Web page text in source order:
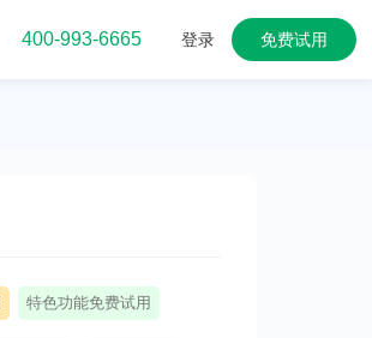
400-993-6665 登录 免费试用
特色功能免费试用